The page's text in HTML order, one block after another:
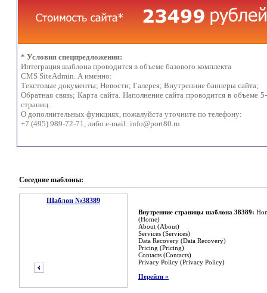
* Условия спецпредложения:
Интеграция шаблона проводится в объеме базового комплекта
CMS SiteAdmin. А именно:
Текстовые документы; Новости; Галерея; Внутренние баннеры сайта;
Обратная связь; Карта сайта. Наполнение сайта проводится в объеме
страниц.
О дополнительных функциях, пожалуйста уточните по телефону:
+7 (495) 989-72-71, либо e-mail: info@port80.ru
Соседние шаблоны:
Шаблон №38389
Внутренние страницы шаблона 38389:
(Home)
About (About)
Services (Services)
Data Recovery (Data Recovery)
Pricing (Pricing)
Contacts (Contacts)
Privacy Policy (Privacy Policy)
Перейти »